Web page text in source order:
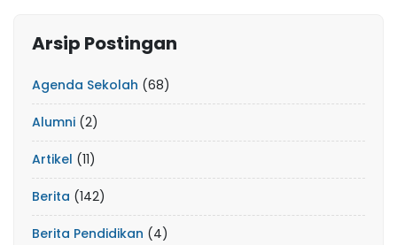
Arsip Postingan
Agenda Sekolah (68)
Alumni (2)
Artikel (11)
Berita (142)
Berita Pendidikan (4)